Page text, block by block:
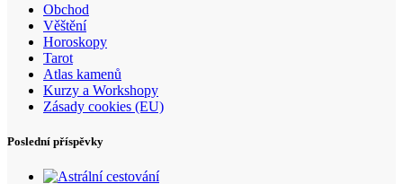
Obchod
Věštění
Horoskopy
Tarot
Atlas kamenů
Kurzy a Workshopy
Zásady cookies (EU)
Poslední příspěvky